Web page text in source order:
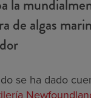
la
de algas
se ha dado